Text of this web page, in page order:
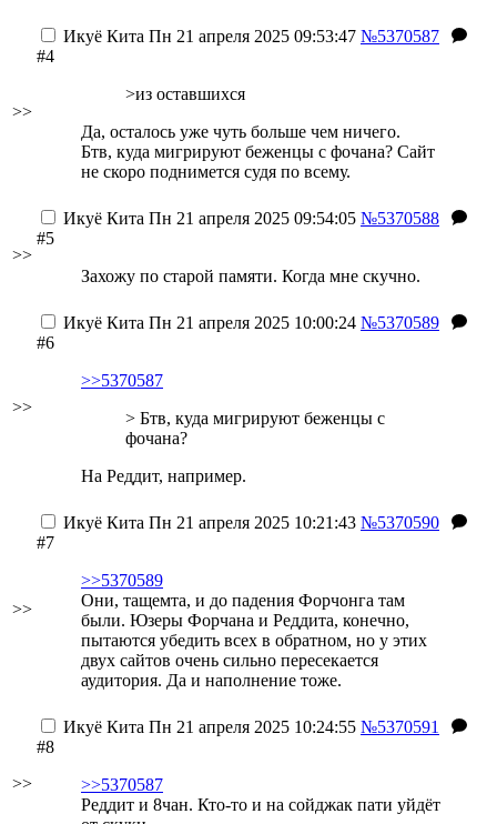
>>
Икуё Кита Пн 21 апреля 2025 09:53:47 №5370587
#4
>из оставшихся
Да, осталось уже чуть больше чем ничего.
Бтв, куда мигрируют беженцы с фочана? Сайт
не скоро поднимется судя по всему.
>>
Икуё Кита Пн 21 апреля 2025 09:54:05 №5370588
#5
Захожу по старой памяти. Когда мне скучно.
>>
Икуё Кита Пн 21 апреля 2025 10:00:24 №5370589
#6
>>5370587
> Бтв, куда мигрируют беженцы с
фочана?
На Реддит, например.
>>
Икуё Кита Пн 21 апреля 2025 10:21:43 №5370590
#7
>>5370589
Они, тащемта, и до падения Форчонга там
были. Юзеры Форчана и Реддита, конечно,
пытаются убедить всех в обратном, но у этих
двух сайтов очень сильно пересекается
аудитория. Да и наполнение тоже.
>>
Икуё Кита Пн 21 апреля 2025 10:24:55 №5370591
#8
>>5370587
Реддит и 8чан. Кто-то и на сойджак пати уйдёт